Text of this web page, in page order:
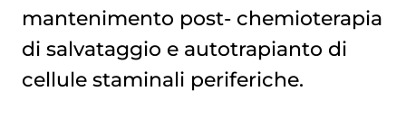
mantenimento post- chemioterapia
di salvataggio e autotrapianto di
cellule staminali periferiche.